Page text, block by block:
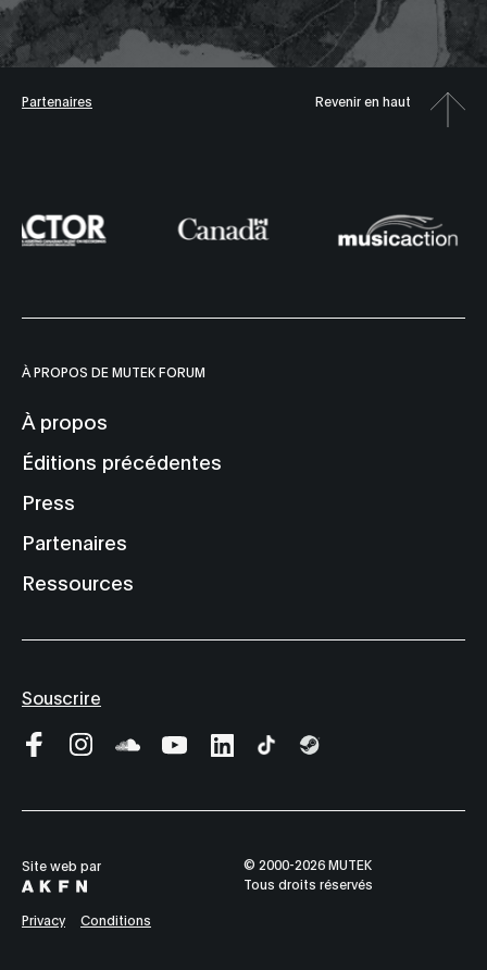
Partenaires Revenir en haut
À PROPOS DE MUTEK FORUM
À propos
Éditions précédentes
Press
Partenaires
Ressources
Souscrire
Site web par
© 2000-2026 MUTEK
Tous droits réservés
Privacy Conditions